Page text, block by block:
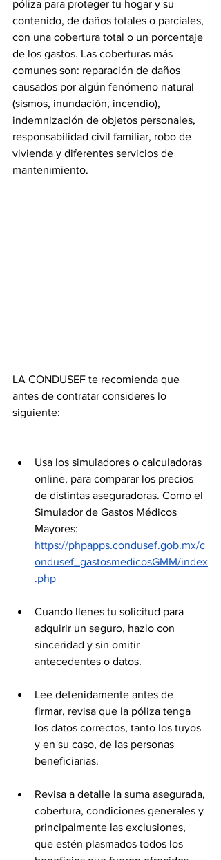
póliza para proteger tu hogar y su
contenido, de daños totales o parciales,
con una cobertura total o un porcentaje
de los gastos. Las coberturas más
comunes son: reparación de daños
causados por algún fenómeno natural
(sismos, inundación, incendio),
indemnización de objetos personales,
responsabilidad civil familiar, robo de
vivienda y diferentes servicios de
mantenimiento.
LA CONDUSEF te recomienda que
antes de contratar consideres lo
siguiente:
Usa los simuladores o calculadoras
online, para comparar los precios
de distintas aseguradoras. Como el
Simulador de Gastos Médicos
Mayores:
https://phpapps.condusef.gob.mx/c
ondusef_gastosmedicosGMM/index
.php
Cuando llenes tu solicitud para
adquirir un seguro, hazlo con
sinceridad y sin omitir
antecedentes o datos.
Lee detenidamente antes de
firmar, revisa que la póliza tenga
los datos correctos, tanto los tuyos
y en su caso, de las personas
beneficiarias.
Revisa a detalle la suma asegurada,
cobertura, condiciones generales y
principalmente las exclusiones,
que estén plasmados todos los